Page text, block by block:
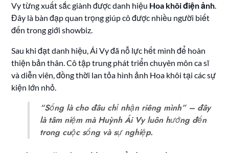
Vy từng xuất sắc giành được danh hiệu Hoa khôi điện ảnh.
Đây là bàn đạp quan trọng giúp cô được nhiều người biết
đến trong giới showbiz.
Sau khi đạt danh hiệu, Ái Vy đã nỗ lực hết mình để hoàn
thiện bản thân. Cô tập trung phát triển chuyên môn ca sĩ
và diễn viên, đồng thời lan tỏa hình ảnh Hoa khôi tại các sự
kiện lớn nhỏ.
“Sống là cho đâu chỉ nhận riêng mình” – đây
là tâm niệm mà Huỳnh Ái Vy luôn hướng đến
trong cuộc sống và sự nghiệp.